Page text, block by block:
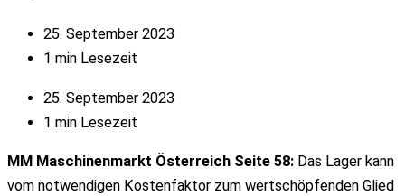
25. September 2023
1 min Lesezeit
25. September 2023
1 min Lesezeit
MM Maschinenmarkt Österreich Seite 58: Das Lager kann
vom notwendigen Kostenfaktor zum wertschöpfenden Glied